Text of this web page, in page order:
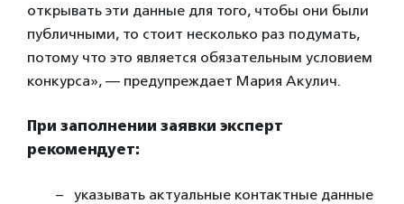
открывать эти данные для того, чтобы они были
публичными, то стоит несколько раз подумать,
потому что это является обязательным условием
конкурса», — предупреждает Мария Акулич.
При заполнении заявки эксперт
рекомендует:
указывать актуальные контактные данные